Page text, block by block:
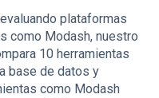
plataformas
como Modash, nuestro
10 herramientas
base de datos y
como Modash